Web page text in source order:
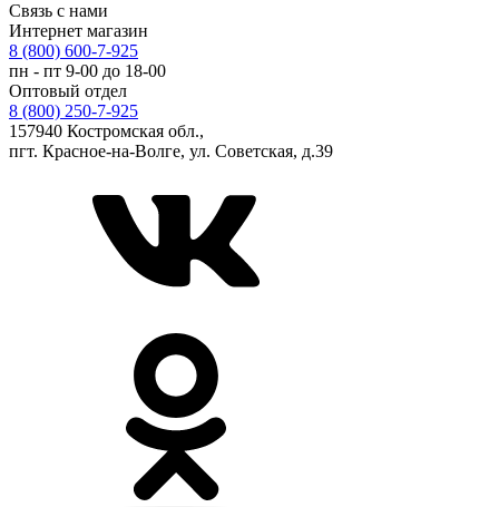
Связь с нами
Интернет магазин
8 (800) 600-7-925
пн - пт 9-00 до 18-00
Оптовый отдел
8 (800) 250-7-925
157940 Костромская обл.,
пгт. Красное-на-Волге, ул. Советская, д.39